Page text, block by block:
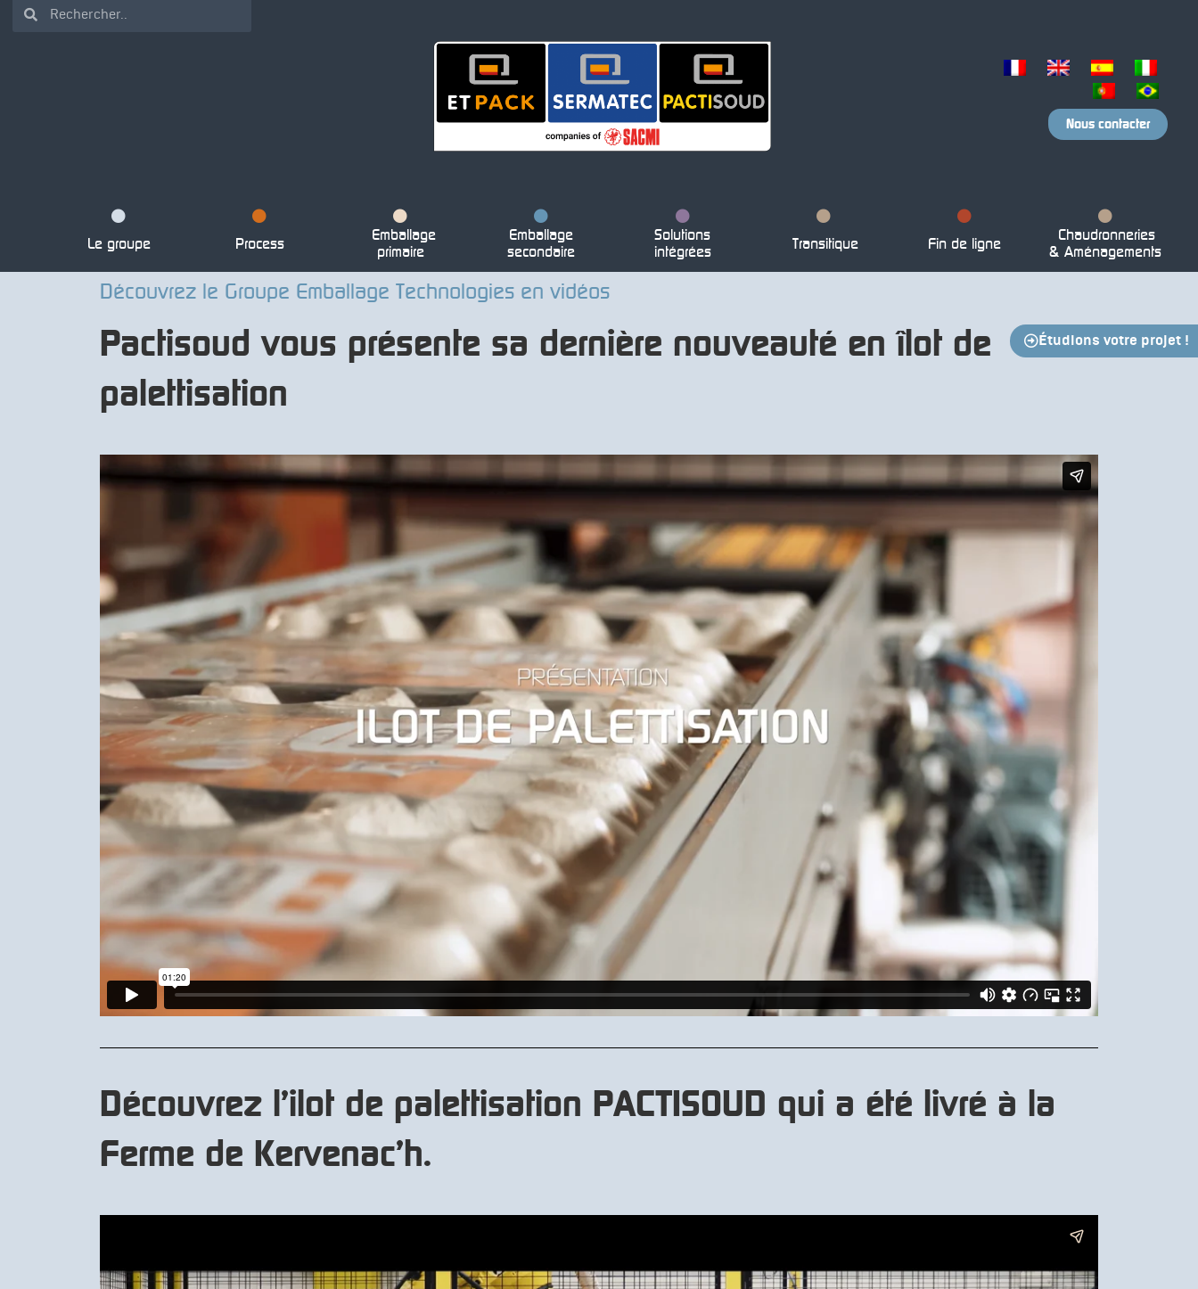
Étudions votre projet !
Nous contacter
Le groupe Process
Emballage
primaire
Emballage
secondaire
Solutions
intégrées
Transitique Fin de ligne
Chaudronneries
& Aménagements
Découvrez le Groupe Emballage Technologies en vidéos
Pactisoud vous présente sa dernière nouveauté en îlot de
palettisation
Découvrez l’ilot de palettisation PACTISOUD qui a été livré à la
Ferme de Kervenac’h.